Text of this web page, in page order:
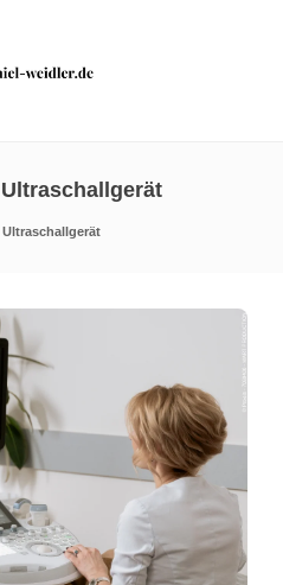
Ultraschallgerät
Ultraschallgerät